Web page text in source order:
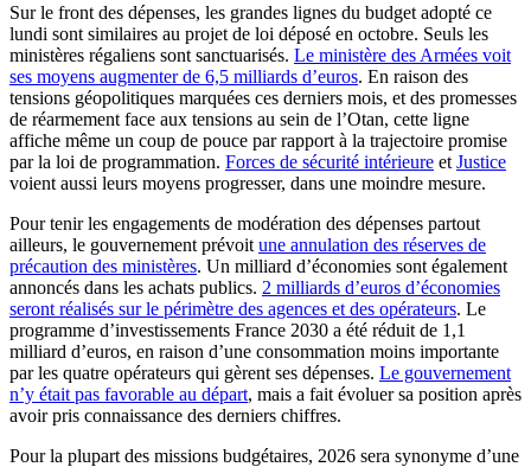
Sur le front des dépenses, les grandes lignes du budget adopté ce
lundi sont similaires au projet de loi déposé en octobre. Seuls les
ministères régaliens sont sanctuarisés. Le ministère des Armées voit
ses moyens augmenter de 6,5 milliards d’euros. En raison des
tensions géopolitiques marquées ces derniers mois, et des promesses
de réarmement face aux tensions au sein de l’Otan, cette ligne
affiche même un coup de pouce par rapport à la trajectoire promise
par la loi de programmation. Forces de sécurité intérieure et Justice
voient aussi leurs moyens progresser, dans une moindre mesure.
Pour tenir les engagements de modération des dépenses partout
ailleurs, le gouvernement prévoit une annulation des réserves de
précaution des ministères. Un milliard d’économies sont également
annoncés dans les achats publics. 2 milliards d’euros d’économies
seront réalisés sur le périmètre des agences et des opérateurs. Le
programme d’investissements France 2030 a été réduit de 1,1
milliard d’euros, en raison d’une consommation moins importante
par les quatre opérateurs qui gèrent ses dépenses. Le gouvernement
n’y était pas favorable au départ, mais a fait évoluer sa position après
avoir pris connaissance des derniers chiffres.
Pour la plupart des missions budgétaires, 2026 sera synonyme d’une